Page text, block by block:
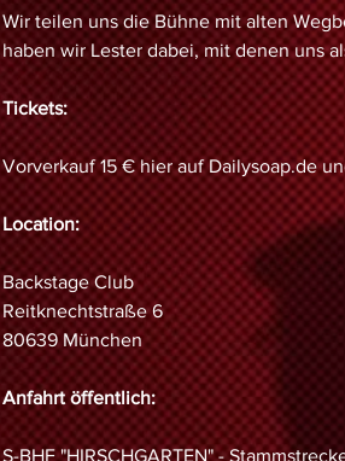
Wir teilen uns die Bühne mit alten
haben wir Lester dabei, mit denen uns
Tickets:
Vorverkauf 15 € hier auf Dailysoap.de
Location:
Backstage Club
Reitknechtstraße 6
80639 München
Anfahrt öffentlich:
S-BHF "HIRSCHGARTEN" -